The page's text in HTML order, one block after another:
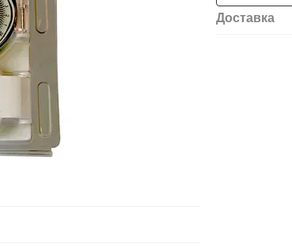
Доставка